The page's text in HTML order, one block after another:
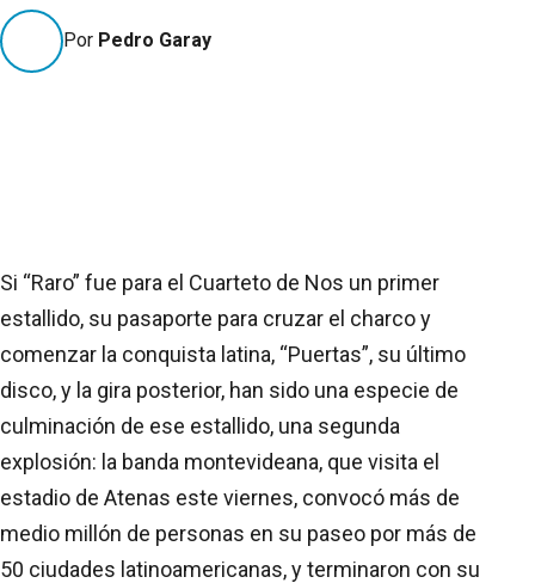
Por Pedro Garay
Si “Raro” fue para el Cuarteto de Nos un primer
estallido, su pasaporte para cruzar el charco y
comenzar la conquista latina, “Puertas”, su último
disco, y la gira posterior, han sido una especie de
culminación de ese estallido, una segunda
explosión: la banda montevideana, que visita el
estadio de Atenas este viernes, convocó más de
medio millón de personas en su paseo por más de
50 ciudades latinoamericanas, y terminaron con su